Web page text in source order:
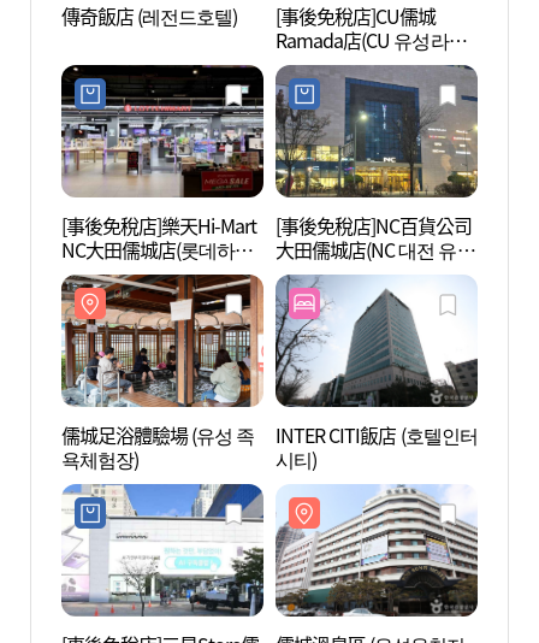
傳奇飯店 (레전드호텔)
[事後免稅店]CU儒城
Ramada店(CU 유성라마
다점)
[事後免稅店]樂天Hi-Mart
NC大田儒城店(롯데하이
마트 NC 대전 유성점)
[事後免稅店]NC百貨公司
大田儒城店(NC 대전 유성
점)
儒城足浴體驗場 (유성 족
욕체험장)
INTER CITI飯店 (호텔인터
시티)